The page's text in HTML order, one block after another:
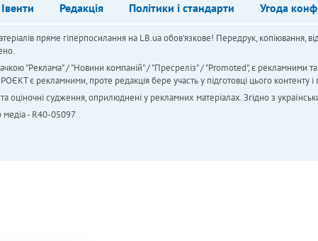
Івенти Редакція Політики і стандарти Угода
пряме гіперпосилання на LB.ua обов'язкове! Передрук, копіювання,
"Реклама" / "Новини компаній" / "Пресреліз" / "Promoted", є рекламними
є рекламними, проте редакція бере участь у підготовці цього контенту і
оціночні судження, оприлюднені у рекламних матеріалах. Згідно з
медіа - R40-05097